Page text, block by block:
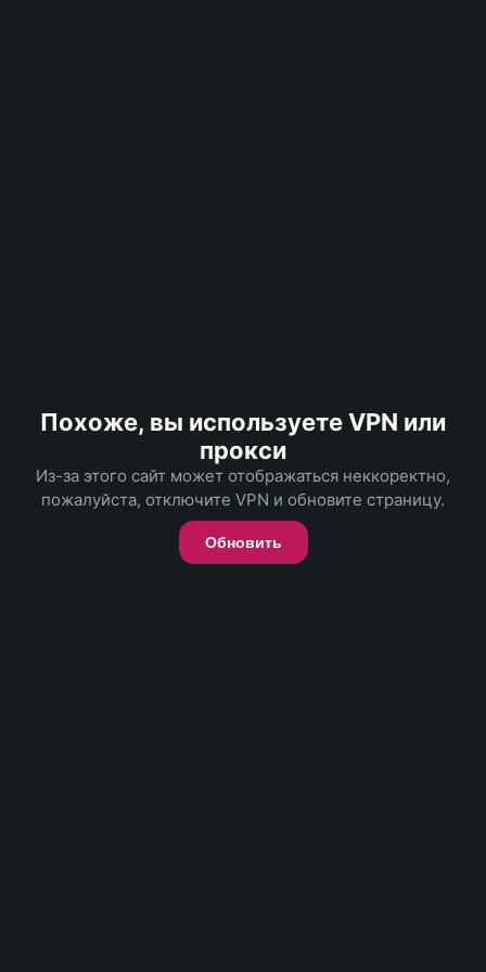
Похоже, вы используете VPN или
прокси
Из-за этого сайт может отображаться неккоректно,
пожалуйста, отключите VPN и обновите страницу.
Обновить